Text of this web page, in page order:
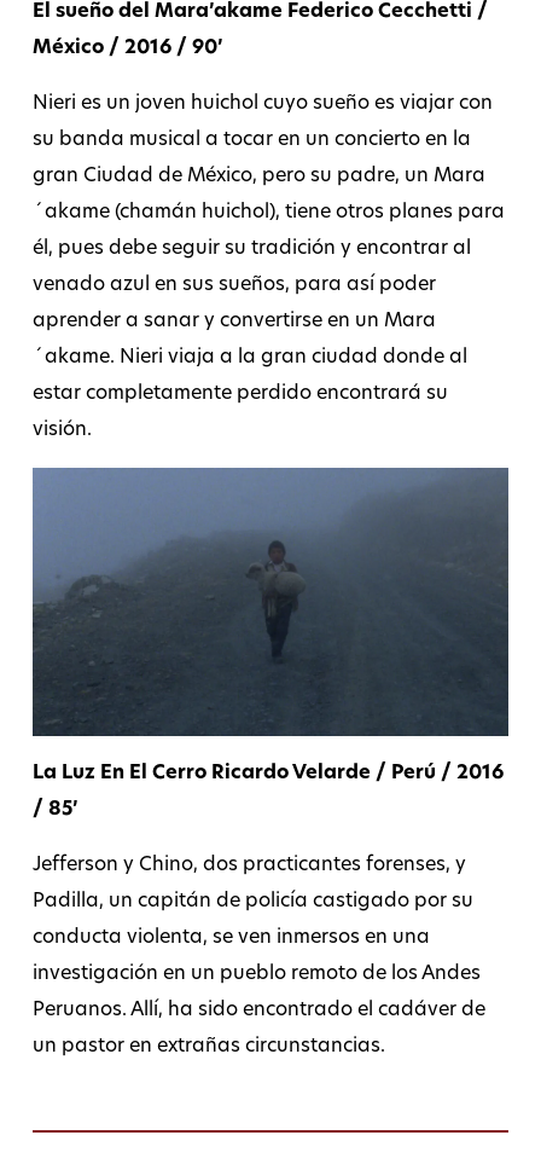
El sueño del Mara’akame Federico Cecchetti /
México / 2016 / 90’
Nieri es un joven huichol cuyo sueño es viajar con
su banda musical a tocar en un concierto en la
gran Ciudad de México, pero su padre, un Mara
´akame (chamán huichol), tiene otros planes para
él, pues debe seguir su tradición y encontrar al
venado azul en sus sueños, para así poder
aprender a sanar y convertirse en un Mara
´akame. Nieri viaja a la gran ciudad donde al
estar completamente perdido encontrará su
visión.
La Luz En El Cerro Ricardo Velarde / Perú / 2016
/ 85’
Jefferson y Chino, dos practicantes forenses, y
Padilla, un capitán de policía castigado por su
conducta violenta, se ven inmersos en una
investigación en un pueblo remoto de los Andes
Peruanos. Allí, ha sido encontrado el cadáver de
un pastor en extrañas circunstancias.